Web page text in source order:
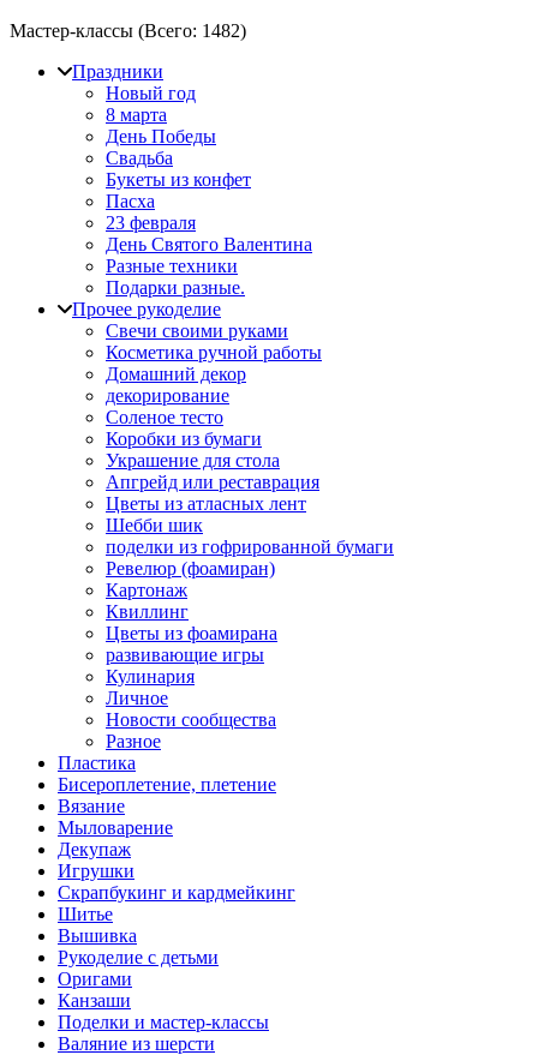
Мастер-классы (Всего: 1482)
Праздники
Новый год
8 марта
День Победы
Свадьба
Букеты из конфет
Пасха
23 февраля
День Святого Валентина
Разные техники
Подарки разные.
Прочее рукоделие
Свечи своими руками
Косметика ручной работы
Домашний декор
декорирование
Соленое тесто
Коробки из бумаги
Украшение для стола
Апгрейд или реставрация
Цветы из атласных лент
Шебби шик
поделки из гофрированной бумаги
Ревелюр (фоамиран)
Картонаж
Квиллинг
Цветы из фоамирана
развивающие игры
Кулинария
Личное
Новости сообщества
Разное
Пластика
Бисероплетение, плетение
Вязание
Мыловарение
Декупаж
Игрушки
Скрапбукинг и кардмейкинг
Шитье
Вышивка
Рукоделие с детьми
Оригами
Канзаши
Поделки и мастер-классы
Валяние из шерсти